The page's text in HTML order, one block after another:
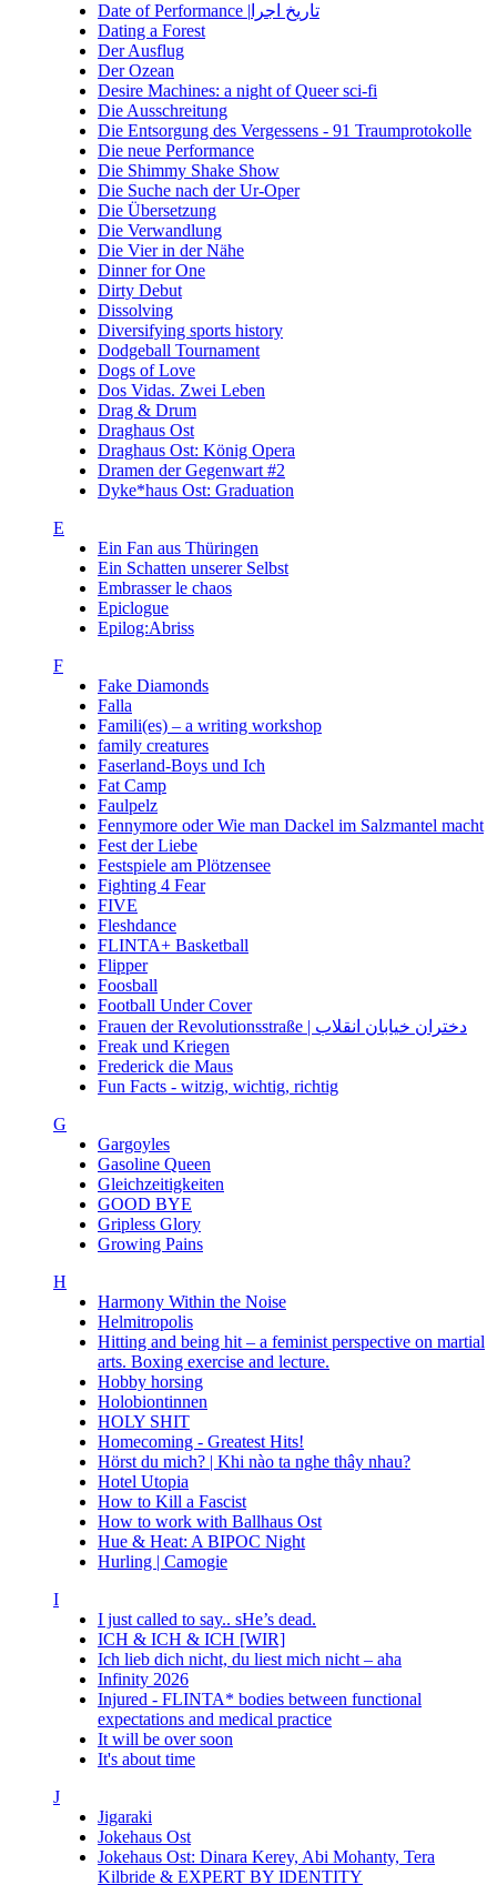
Date of Performance |تاریخ اجرا
Dating a Forest
Der Ausflug
Der Ozean
Desire Machines: a night of Queer sci-fi
Die Ausschreitung
Die Entsorgung des Vergessens - 91 Traumprotokolle
Die neue Performance
Die Shimmy Shake Show
Die Suche nach der Ur-Oper
Die Übersetzung
Die Verwandlung
Die Vier in der Nähe
Dinner for One
Dirty Debut
Dissolving
Diversifying sports history
Dodgeball Tournament
Dogs of Love
Dos Vidas. Zwei Leben
Drag & Drum
Draghaus Ost
Draghaus Ost: König Opera
Dramen der Gegenwart #2
Dyke*haus Ost: Graduation
E
Ein Fan aus Thüringen
Ein Schatten unserer Selbst
Embrasser le chaos
Epiclogue
Epilog:Abriss
F
Fake Diamonds
Falla
Famili(es) – a writing workshop
family creatures
Faserland-Boys und Ich
Fat Camp
Faulpelz
Fennymore oder Wie man Dackel im Salzmantel macht
Fest der Liebe
Festspiele am Plötzensee
Fighting 4 Fear
FIVE
Fleshdance
FLINTA+ Basketball
Flipper
Foosball
Football Under Cover
Frauen der Revolutionsstraße | دختران خیابان انقلاب
Freak und Kriegen
Frederick die Maus
Fun Facts - witzig, wichtig, richtig
G
Gargoyles
Gasoline Queen
Gleichzeitigkeiten
GOOD BYE
Gripless Glory
Growing Pains
H
Harmony Within the Noise
Helmitropolis
Hitting and being hit – a feminist perspective on martial
arts. Boxing exercise and lecture.
Hobby horsing
Holobiontinnen
HOLY SHIT
Homecoming - Greatest Hits!
Hörst du mich? | Khi nào ta nghe thây nhau?
Hotel Utopia
How to Kill a Fascist
How to work with Ballhaus Ost
Hue & Heat: A BIPOC Night
Hurling | Camogie
I
I just called to say.. sHe’s dead.
ICH & ICH & ICH [WIR]
Ich lieb dich nicht, du liest mich nicht – aha
Infinity 2026
Injured - FLINTA* bodies between functional
expectations and medical practice
It will be over soon
It's about time
J
Jigaraki
Jokehaus Ost
Jokehaus Ost: Dinara Kerey, Abi Mohanty, Tera
Kilbride & EXPERT BY IDENTITY